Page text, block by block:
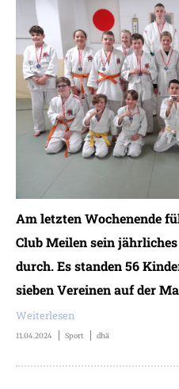
Am letzten Wochenende
Club Meilen sein
durch. Es standen 56
sieben Vereinen auf der
Weiterlesen
11.04.2024 Sport dhä